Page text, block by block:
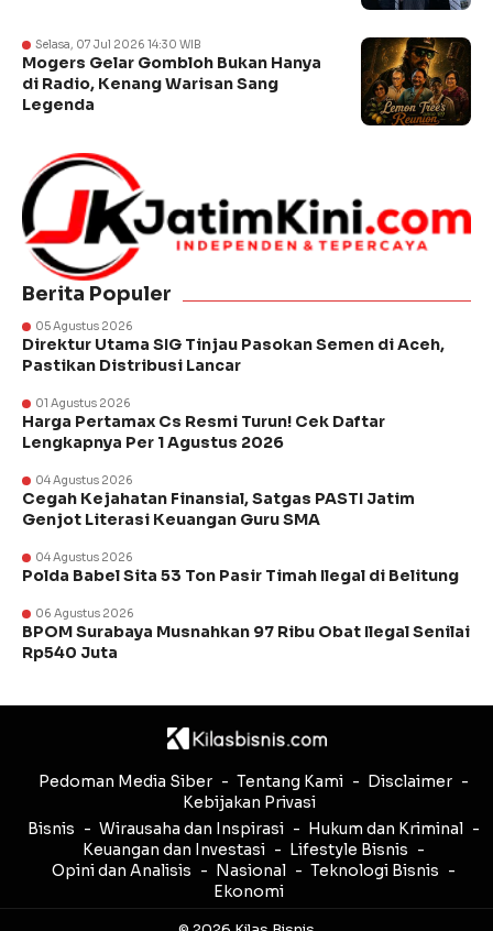
Selasa, 07 Jul 2026 14:30 WIB
Mogers Gelar Gombloh Bukan Hanya
di Radio, Kenang Warisan Sang
Legenda
Berita Populer
05 Agustus 2026
Direktur Utama SIG Tinjau Pasokan Semen di Aceh,
Pastikan Distribusi Lancar
01 Agustus 2026
Harga Pertamax Cs Resmi Turun! Cek Daftar
Lengkapnya Per 1 Agustus 2026
04 Agustus 2026
Cegah Kejahatan Finansial, Satgas PASTI Jatim
Genjot Literasi Keuangan Guru SMA
04 Agustus 2026
Polda Babel Sita 53 Ton Pasir Timah Ilegal di Belitung
06 Agustus 2026
BPOM Surabaya Musnahkan 97 Ribu Obat Ilegal Senilai
Rp540 Juta
Pedoman Media Siber Tentang Kami
Disclaimer
Kebijakan Privasi
Bisnis
Wirausaha dan Inspirasi
Hukum dan Kriminal
Keuangan dan Investasi
Lifestyle Bisnis
Opini dan Analisis
Nasional
Teknologi Bisnis
Ekonomi